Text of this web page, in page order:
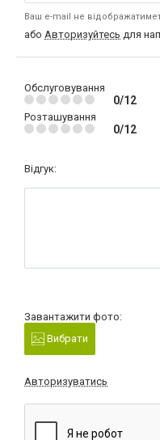
Ваш e-mail не
або Авторизуйтесь для
Обслуговування
0/12
Розташування
0/12
Відгук:
Завантажити фото:
Вибрати
Авторизуватись